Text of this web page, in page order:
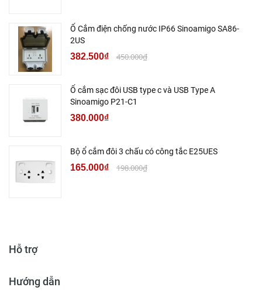
Ổ Cắm điện chống nước IP66 Sinoamigo SA86-
2US
382.500₫ 450.000₫
Ổ cắm sạc đôi USB type c và USB Type A
Sinoamigo P21-C1
380.000₫
Bộ ổ cắm đôi 3 chấu có công tắc E25UES
165.000₫ 198.000₫
Hỗ trợ
Hướng dẫn